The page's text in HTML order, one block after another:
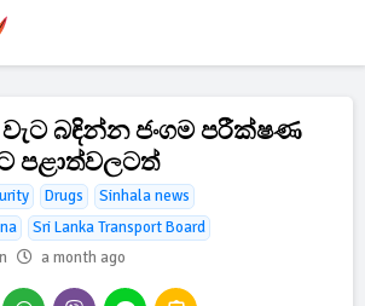
බඳින්න ජංගම පරීක්ෂණ
පළාත්වලටත්
Drugs
Sinhala news
Sri Lanka Transport Board
a month ago